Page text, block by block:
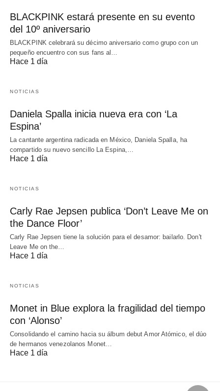
BLACKPINK estará presente en su evento
del 10º aniversario
BLACKPINK celebrará su décimo aniversario como grupo con un
pequeño encuentro con sus fans al…
Hace 1 día
NOTICIAS
Daniela Spalla inicia nueva era con ‘La
Espina’
La cantante argentina radicada en México, Daniela Spalla, ha
compartido su nuevo sencillo La Espina,…
Hace 1 día
NOTICIAS
Carly Rae Jepsen publica ‘Don’t Leave Me on
the Dance Floor’
Carly Rae Jepsen tiene la solución para el desamor: bailarlo. Don't
Leave Me on the…
Hace 1 día
NOTICIAS
Monet in Blue explora la fragilidad del tiempo
con ‘Alonso’
Consolidando el camino hacia su álbum debut Amor Atómico, el dúo
de hermanos venezolanos Monet…
Hace 1 día